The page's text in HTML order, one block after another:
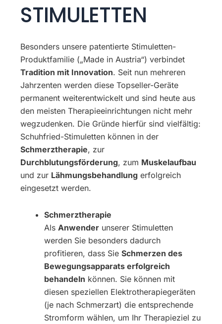
STIMULETTEN
Besonders unsere patentierte Stimuletten-
Produktfamilie („Made in Austria“) verbindet
Tradition mit Innovation. Seit nun mehreren
Jahrzenten werden diese Topseller-Geräte
permanent weiterentwickelt und sind heute aus
den meisten Therapieeinrichtungen nicht mehr
wegzudenken. Die Gründe hierfür sind vielfältig:
Schuhfried-Stimuletten können in der
Schmerztherapie, zur
Durchblutungsförderung, zum Muskelaufbau
und zur Lähmungsbehandlung erfolgreich
eingesetzt werden.
Schmerztherapie
AlsAnwender unserer Stimuletten
werden Sie besonders dadurch
profitieren, dass SieSchmerzen des
Bewegungsapparats erfolgreich
behandeln können. Sie können mit
diesen speziellen Elektrotherapiegeräten
(je nach Schmerzart) die entsprechende
Stromform wählen, um Ihr Therapieziel zu